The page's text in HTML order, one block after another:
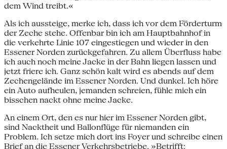
dem Wind treibt.«
Als ich aussteige, merke ich, dass ich vor dem Förderturm
der Zeche stehe. Offenbar bin ich am Hauptbahnhof in
die verkehrte Linie 107 eingestiegen und wieder in den
Essener Norden zurückgefahren. Zu allem Überfluss habe
ich auch noch meine Jacke in der Bahn liegen lassen und
jetzt friere ich. Ganz schön kalt wird es abends auf dem
Zechengelände im Essener Norden. Und dunkel. Ich höre
ein Auto aufheulen, jemanden schreien, fühle mich ein
bisschen nackt ohne meine Jacke.
An einem Ort, den es nur hier im Essener Norden gibt,
sind Nacktheit und Ballonflüge für niemanden ein
Problem. Ich setze mich dort ins Foyer und schreibe einen
Brief an die Essener Verkehrsbetriebe. »Betrifft: